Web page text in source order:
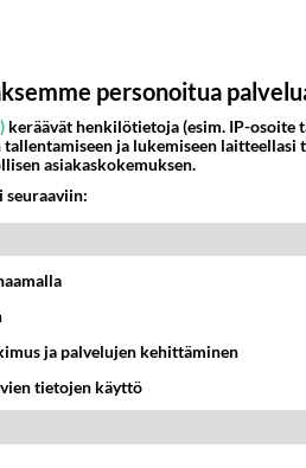
personoitua
keräävät henkilötietoja (esim. IP-osoite
ja lukemiseen laitteellasi
asiakaskokemuksen.
seuraaviin:
ja palvelujen kehittäminen
tietojen käyttö